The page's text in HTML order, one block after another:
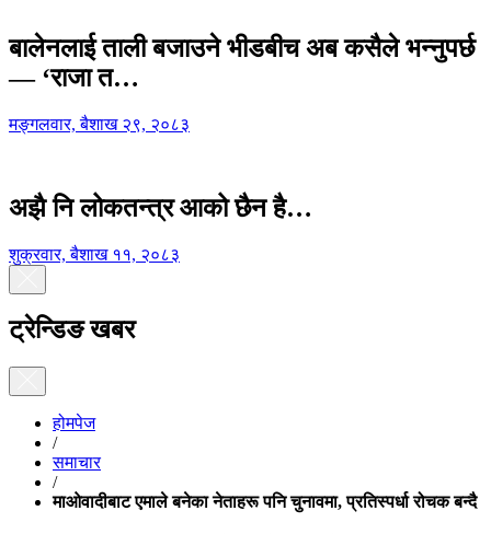
बालेनलाई ताली बजाउने भीडबीच अब कसैले भन्नुपर्छ
— ‘राजा त…
मङ्गलवार, बैशाख २९, २०८३
अझै नि लोकतन्त्र आको छैन है…
शुक्रवार, बैशाख ११, २०८३
ट्रेन्डिङ खबर
होमपेज
/
समाचार
/
माओवादीबाट एमाले बनेका नेताहरू पनि चुनावमा, प्रतिस्पर्धा रोचक बन्दै